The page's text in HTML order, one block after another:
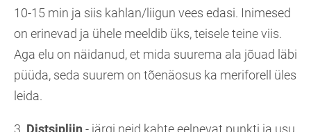
10-15 min ja siis kahlan/liigun vees edasi. Inimesed
on erinevad ja ühele meeldib üks, teisele teine viis.
Aga elu on näidanud, et mida suurema ala jõuad läbi
püüda, seda suurem on tõenäosus ka meriforell üles
leida.
3. Distsipliin - järgi neid kahte eelnevat punkti ja usu